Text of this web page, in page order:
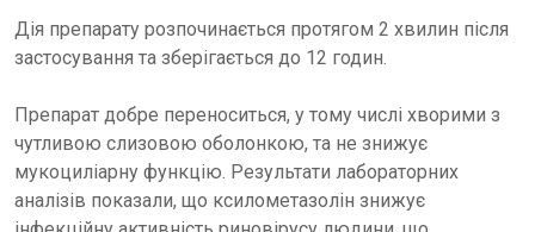
Дія препарату розпочинається протягом 2 хвилин після
застосування та зберігається до 12 годин.
Препарат добре переноситься, у тому числі хворими з
чутливою слизовою оболонкою, та не знижує
мукоциліарну функцію. Результати лабораторних
аналізів показали, що ксилометазолін знижує